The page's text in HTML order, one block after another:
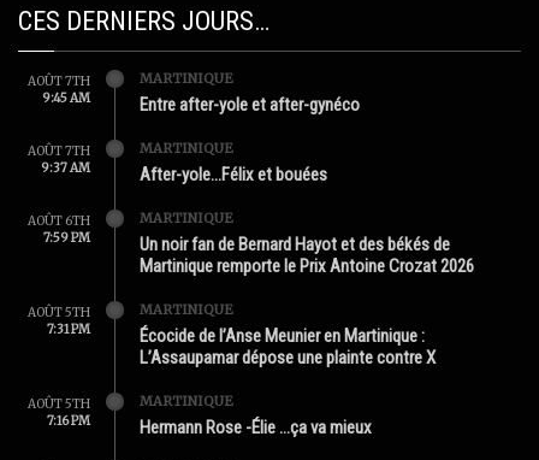
CES DERNIERS JOURS…
AOÛT 7TH
9:45 AM
MARTINIQUE
Entre after-yole et after-gynéco
AOÛT 7TH
9:37 AM
MARTINIQUE
After-yole…Félix et bouées
AOÛT 6TH
7:59 PM
MARTINIQUE
Un noir fan de Bernard Hayot et des békés de
Martinique remporte le Prix Antoine Crozat 2026
AOÛT 5TH
7:31 PM
MARTINIQUE
Écocide de l’Anse Meunier en Martinique :
L’Assaupamar dépose une plainte contre X
AOÛT 5TH
7:16 PM
MARTINIQUE
Hermann Rose -Élie …ça va mieux